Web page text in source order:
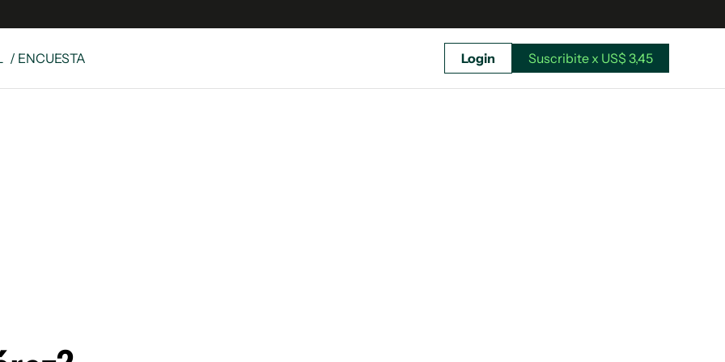
/ ENCUESTA Login Suscribite x US$ 3,45